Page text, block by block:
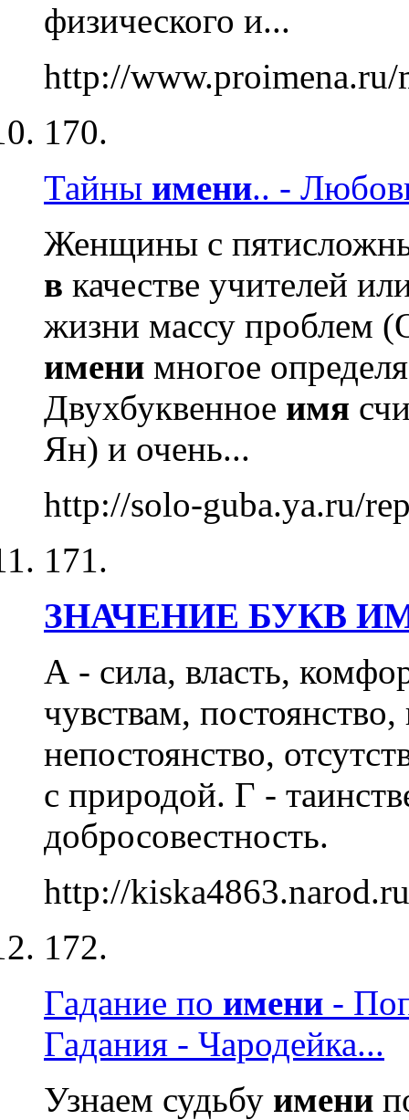
физического и...
http://www.proimena.ru/
170.
Тайны имени.. -
Женщины с
в качестве учителей
жизни массу проблем
имени многое
Двухбуквенное имя
Ян) и очень...
http://solo-guba.ya.ru/
171.
ЗНАЧЕНИЕ БУКВ
А - сила, власть,
чувствам,
непостоянство,
с природой. Г -
добросовестность.
http://
172.
Гадание по имени -
Гадания - Чародейка...
Узнаем судьбу имени